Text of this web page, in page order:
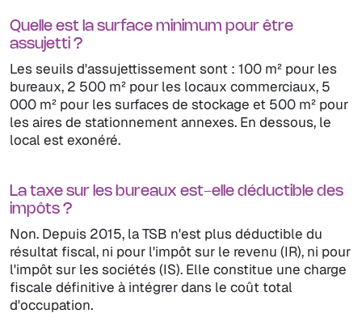
Quelle est la surface minimum pour être
assujetti ?
Les seuils d'assujettissement sont : 100 m² pour les
bureaux, 2 500 m² pour les locaux commerciaux, 5
000 m² pour les surfaces de stockage et 500 m² pour
les aires de stationnement annexes. En dessous, le
local est exonéré.
La taxe sur les bureaux est-elle déductible des
impôts ?
Non. Depuis 2015, la TSB n'est plus déductible du
résultat fiscal, ni pour l'impôt sur le revenu (IR), ni pour
l'impôt sur les sociétés (IS). Elle constitue une charge
fiscale définitive à intégrer dans le coût total
d'occupation.